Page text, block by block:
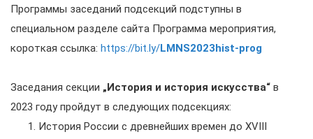
Программы заседаний подсекций подступны в
специальном разделе сайта Программа мероприятия,
короткая ссылка: https://bit.ly/LMNS2023hist-prog
Заседания секции „История и история искусства“ в
2023 году пройдут в следующих подсекциях:
История России с древнейших времен до XVIII